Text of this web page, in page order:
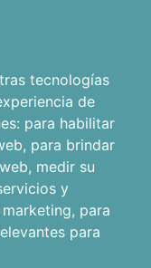
tecnologías
de
para habilitar
, para brindar
, medir su
y
, para
para